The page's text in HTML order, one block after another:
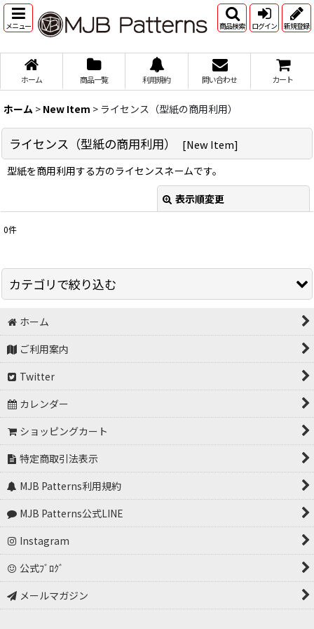
メニュー 商品検索 ログイン 新規登録
ホーム 商品一覧 利用規約 問い合わせ カート
ホーム > New Item > ライセンス（型紙の商用利用）
ライセンス（型紙の商用利用） [New Item]
型紙を商用利用する方のライセンスネームです。
表示順変更
表示数:
並び順
0件
カテゴリで絞り込む
ライセンス（型紙の商用利用） (全商品)
永久ライセンス
ノーマルライセンス
ホーム
ご利用案内
Twitter
カレンダー
ショッピングカート
特定商取引法表示
MJB Patterns利用規約
MJB Patterns公式LINE
Instagram
公式ﾌﾞﾛｸﾞ
メールマガジン